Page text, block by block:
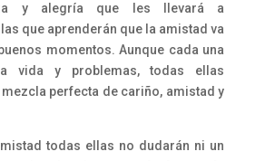
y alegría que les llevará a
que aprenderán que la amistad va
momentos. Aunque cada una
vida y problemas, todas ellas
perfecta de cariño, amistad y
todas ellas no dudarán ni un